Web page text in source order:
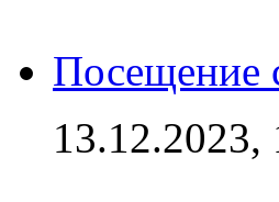
Посещение
13.12.2023,